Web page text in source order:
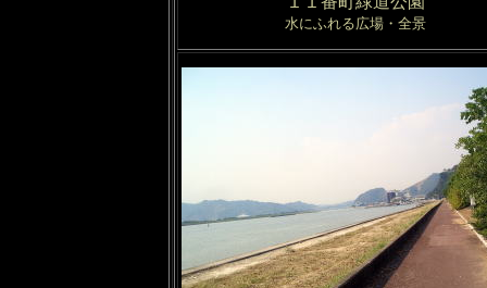
水にふれる広場・全景